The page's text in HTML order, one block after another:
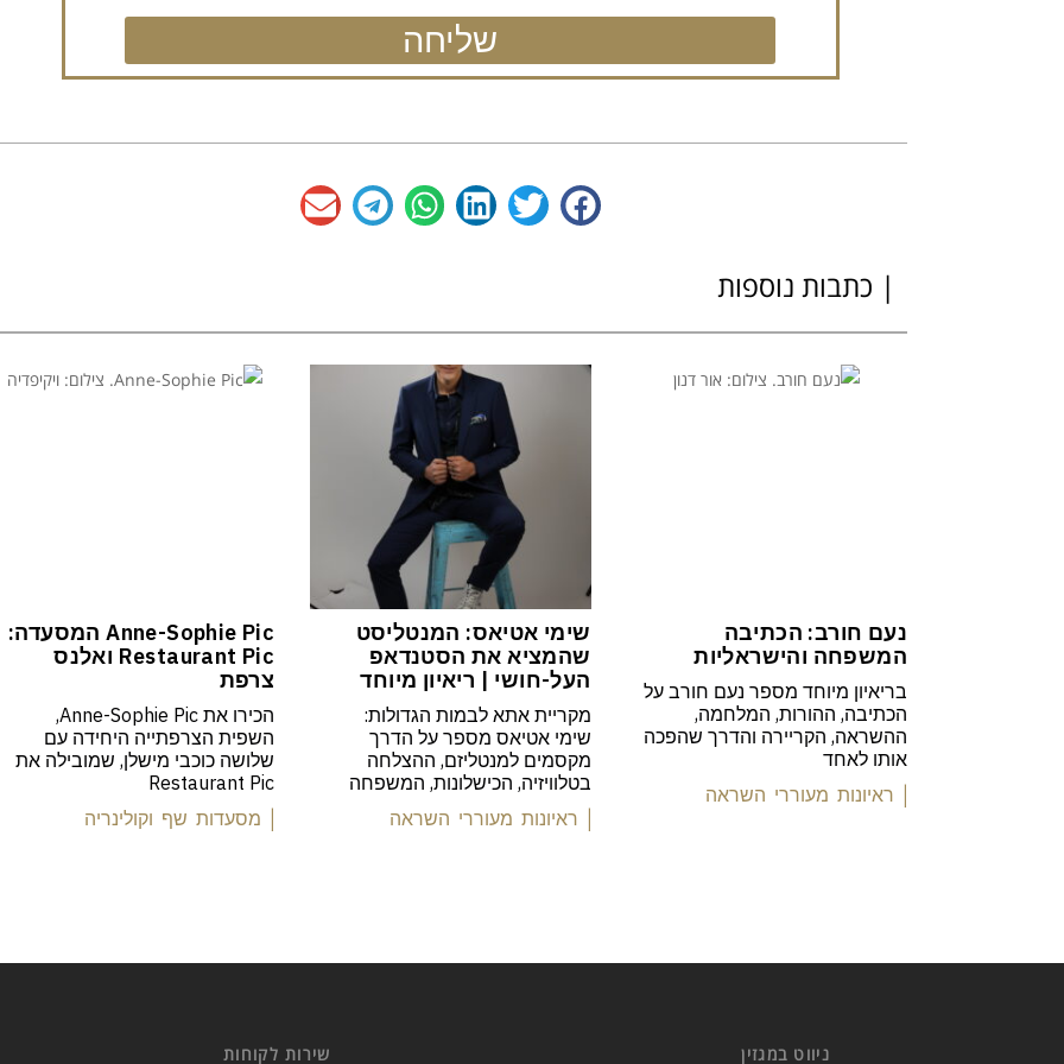
שליחה
| כתבות נוספות
נעם חורב: הכתיבה
המשפחה והישראליות
בריאיון מיוחד מספר נעם חורב על
הכתיבה, ההורות, המלחמה,
ההשראה, הקריירה והדרך שהפכה
אותו לאחד
| ראיונות מעוררי השראה
שימי אטיאס: המנטליסט
שהמציא את הסטנדאפ
העל-חושי | ריאיון מיוחד
מקריית אתא לבמות הגדולות:
שימי אטיאס מספר על הדרך
מקסמים למנטליזם, ההצלחה
בטלוויזיה, הכישלונות, המשפחה
| ראיונות מעוררי השראה
Anne-Sophie Pic המסעדה:
Restaurant Pic ואלנס
צרפת
הכירו את Anne-Sophie Pic,
השפית הצרפתייה היחידה עם
שלושה כוכבי מישלן, שמובילה את
Restaurant Pic
| מסעדות שף וקולינריה
ניווט במגזין שירות לקוחות